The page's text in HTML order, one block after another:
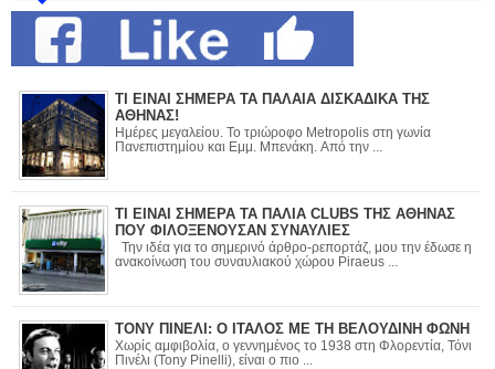
ΤΙ ΕΙΝΑΙ ΣΗΜΕΡΑ ΤΑ ΠΑΛΑΙΑ ΔΙΣΚΑΔΙΚΑ ΤΗΣ
ΑΘΗΝΑΣ!
Ημέρες μεγαλείου. Το τριώροφο Metropolis στη γωνία
Πανεπιστημίου και Εμμ. Μπενάκη. Από την ...
ΤΙ ΕΙΝΑΙ ΣΗΜΕΡΑ ΤΑ ΠΑΛΙΑ CLUBS ΤΗΣ ΑΘΗΝΑΣ
ΠΟΥ ΦΙΛΟΞΕΝΟΥΣΑΝ ΣΥΝΑΥΛΙΕΣ
Την ιδέα για το σημερινό άρθρο-ρεπορτάζ, μου την έδωσε η
ανακοίνωση του συναυλιακού χώρου Piraeus ...
ΤΟΝΥ ΠΙΝΕΛΙ: Ο ΙΤΑΛΟΣ ΜΕ ΤΗ ΒΕΛΟΥΔΙΝΗ ΦΩΝΗ
Χωρίς αμφιβολία, ο γεννημένος το 1938 στη Φλορεντία, Τόνι
Πινέλι (Tony Pinelli), είναι ο πιο ...